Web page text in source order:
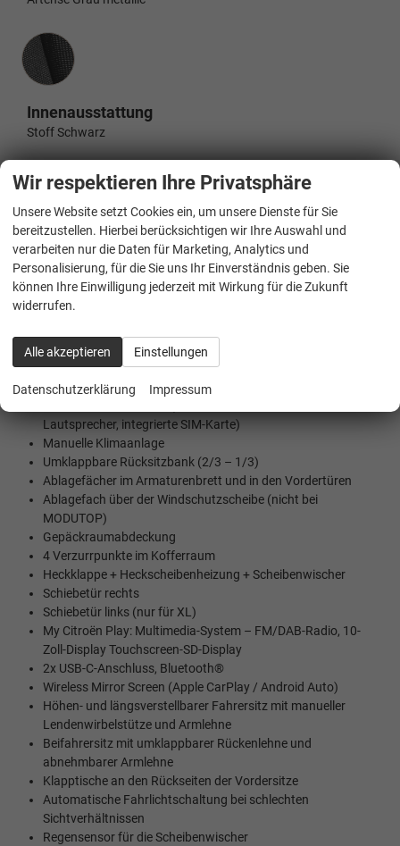
Innenausstattung
Innenausstattung
Stoff Schwarz
Beschreibung
Schlüsselloses Zugangs- und Startsystem
Beheizbare Vordersitze
Rückfahrkamera Top Rear Vision
Scheinwerfer mit sanfter Abblendfunktion
Kofferraumbeleuchtung
Elektrische Fensterheber vorn
Scheibenwischer vorn mit MAGIC WASH-Funktion
Bordcomputer
12-V-Steckdose im Armaturenbrett
Lautsprecher, integrierte SIM-Karte)
Manuelle Klimaanlage
Umklappbare Rücksitzbank (2/3 – 1/3)
Ablagefächer im Armaturenbrett und in den Vordertüren
Ablagefach über der Windschutzscheibe (nicht bei
MODUTOP)
Gepäckraumabdeckung
4 Verzurrpunkte im Kofferraum
Heckklappe + Heckscheibenheizung + Scheibenwischer
Schiebetür rechts
Schiebetür links (nur für XL)
My Citroën Play: Multimedia-System – FM/DAB-Radio, 10-
Zoll-Display Touchscreen-SD-Display
2x USB-C-Anschluss, Bluetooth®
Wireless Mirror Screen (Apple CarPlay / Android Auto)
Höhen- und längsverstellbarer Fahrersitz mit manueller
Lendenwirbelstütze und Armlehne
Beifahrersitz mit umklappbarer Rückenlehne und
abnehmbarer Armlehne
Klapptische an den Rückseiten der Vordersitze
Automatische Fahrlichtschaltung bei schlechten
Sichtverhältnissen
Regensensor für die Scheibenwischer
Wir respektieren Ihre Privatsphäre
Unsere Website setzt Cookies ein, um unsere Dienste für Sie
bereitzustellen. Hierbei berücksichtigen wir Ihre Auswahl und
verarbeiten nur die Daten für Marketing, Analytics und
Personalisierung, für die Sie uns Ihr Einverständnis geben. Sie
können Ihre Einwilligung jederzeit mit Wirkung für die Zukunft
widerrufen.
Alle akzeptieren Einstellungen
Datenschutzerklärung Impressum